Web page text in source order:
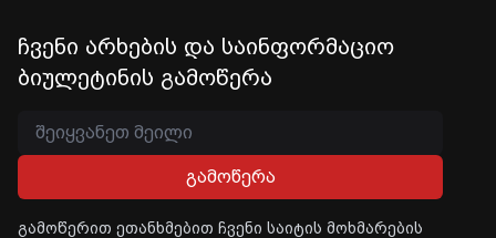
ჩვენი არხების და საინფორმაციო
ბიულეტინის გამოწერა
გამოწერა
გამოწერით ეთანხმებით ჩვენი საიტის მოხმარების